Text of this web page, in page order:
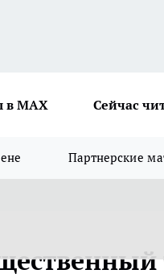
в МАХ Сейчас
Партнерские